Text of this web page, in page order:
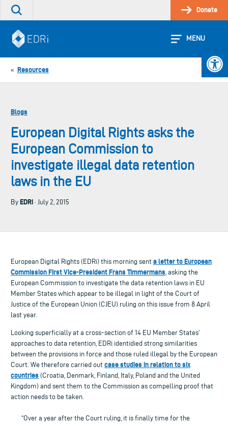
Skip
Search
site
Donate
MENU
« Resources
Blogs
European Digital Rights asks the
European Commission to
investigate illegal data retention
laws in the EU
By EDRi · July 2, 2015
European Digital Rights (EDRi) this morning sent a letter to European
Commission First Vice-President Frans Timmermans , asking the
European Commission to investigate the data retention laws in EU
Member States which appear to be illegal in light of the Court of
Justice of the European Union (CJEU) ruling on this issue from 8 April
last year.
Looking superficially at a cross-section of 14 EU Member States’
approaches to data retention, EDRi identidied strong similarities
between the provisions in force and those ruled illegal by the European
Court. We therefore carried out case studies in relation to six
countries (Croatia, Denmark, Finland, Italy, Poland and the United
Kingdom) and sent them to the Commission as compelling proof that
action needs to be taken.
“Over a year after the Court ruling, it is finally time for the